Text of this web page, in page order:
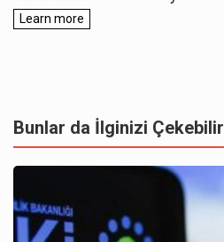
Bunlar da İlginizi Çekebilir